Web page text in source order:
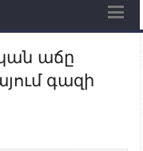
աճը
գազի